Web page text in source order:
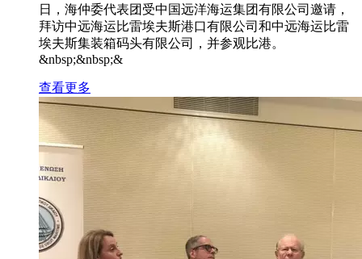
日，海仲委代表团受中国远洋海运集团有限公司邀请，
拜访中远海运比雷埃夫斯港口有限公司和中远海运比雷
埃夫斯集装箱码头有限公司，并参观比港。
&nbsp;&nbsp;&
查看更多